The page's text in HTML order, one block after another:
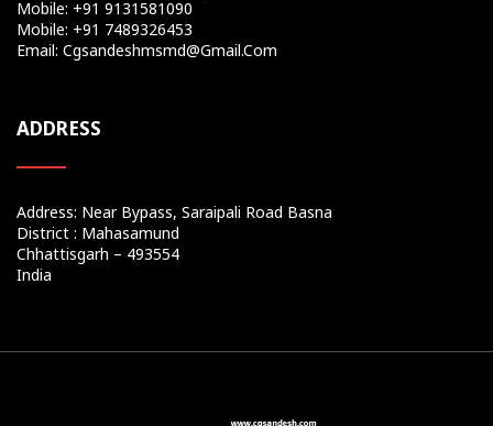
Mobile: +91 9131581090
Mobile: +91 7489326453
Email: Cgsandeshmsmd@gmail.com
ADDRESS
Address: Near Bypass, Saraipali Road Basna
District : Mahasamund
Chhattisgarh – 493554
India